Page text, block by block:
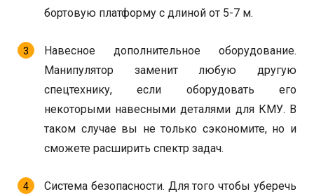
бортовую платформу с длиной от 5-7 м.
Навесное дополнительное оборудование.
Манипулятор заменит любую другую
спецтехнику, если оборудовать его
некоторыми навесными деталями для КМУ. В
таком случае вы не только сэкономите, но и
сможете расширить спектр задач.
Система безопасности. Для того чтобы уберечь